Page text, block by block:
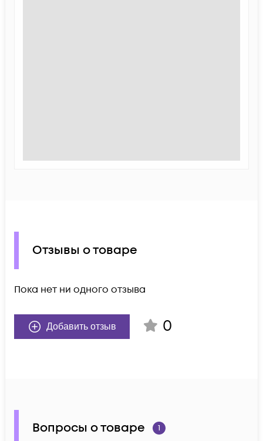
Отзывы о товаре
Пока нет ни одного отзыва
Добавить отзыв 0
Вопросы о товаре 1